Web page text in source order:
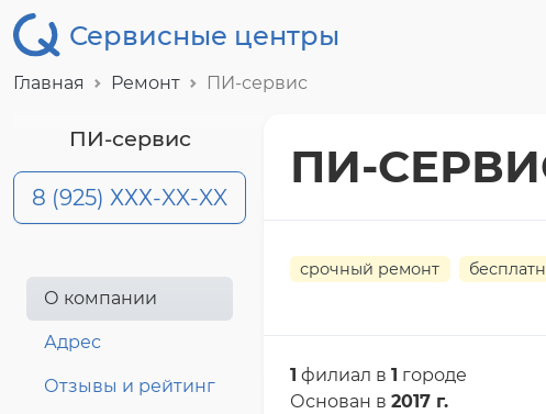
Сервисные центры
Главная Ремонт ПИ-сервис
ПИ-сервис
8 (925) ХХХ-XX-XX
О компании
Адрес
Отзывы и рейтинг
ПИ-
срочный ремонт
1 филиал в 1 городе
Основан в 2017 г.